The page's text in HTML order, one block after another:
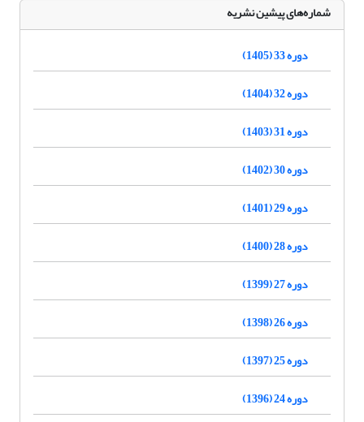
شماره‌های پیشین نشریه
دوره 33 (1405)
دوره 32 (1404)
دوره 31 (1403)
دوره 30 (1402)
دوره 29 (1401)
دوره 28 (1400)
دوره 27 (1399)
دوره 26 (1398)
دوره 25 (1397)
دوره 24 (1396)